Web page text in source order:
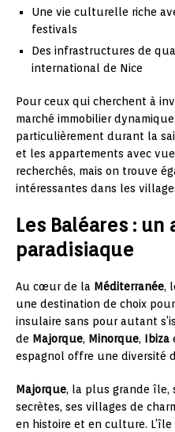
Une vie culturelle riche
festivals
Des infrastructures de
international de Nice
Pour ceux qui cherchent à
marché immobilier
particulièrement durant la
et les appartements avec
recherchés, mais on trouve
intéressantes dans les
Les Baléares :
paradisiaque
Au cœur de la Méditerranée,
une destination de choix
insulaire sans pour autant
de Majorque, Minorque, Ibiza
espagnol offre une diversité
Majorque, la plus grande île,
secrètes, ses villages de
en histoire et en culture.